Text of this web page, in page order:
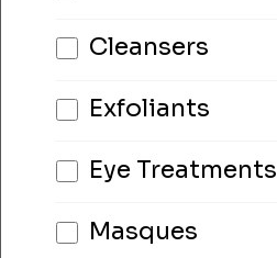
Cleansers
Exfoliants
Eye Treatments
Masques